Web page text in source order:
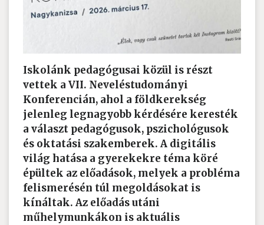
Iskolánk pedagógusai közül is részt
vettek a VII. Neveléstudományi
Konferencián, ahol a földkerekség
jelenleg legnagyobb kérdésére keresték
a választ pedagógusok, pszichológusok
és oktatási szakemberek. A digitális
világ hatása a gyerekekre téma köré
épültek az előadások, melyek a probléma
felismerésén túl megoldásokat is
kínáltak. Az előadás utáni
műhelymunkákon is aktuális